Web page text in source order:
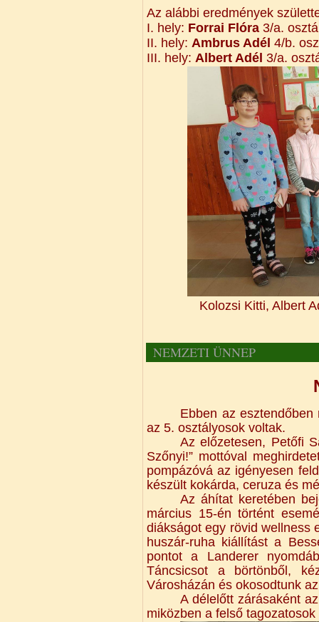
Az alábbi eredmények
I. hely: Forrai Flóra 3/a.
II. hely: Ambrus Adél 4/b.
III. hely: Albert Adél 3/a.
Kolozsi Kitti, Albert
NEMZETI ÜNNEP
Ebben az
az 5. osztályosok voltak.
Az előzetesen, Petőfi
Szőnyi!” mottóval
pompázóvá az igényesen
készült kokárda, ceruza és
Az áhítat keretében
március 15-én történt
diákságot egy rövid wellness
huszár-ruha kiállítást a
pontot a Landerer
Táncsicsot a börtönből,
Városházán és okosodtunk
A délelőtt zárásaként
miközben a felső